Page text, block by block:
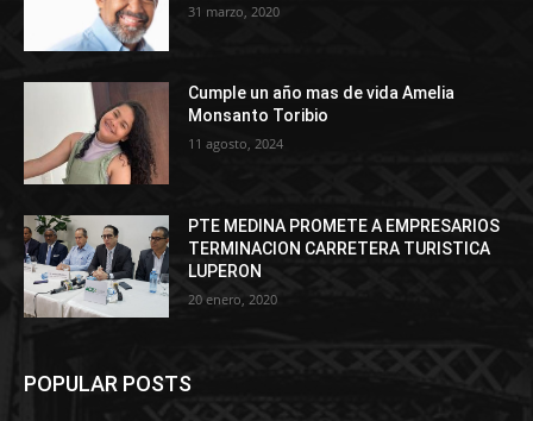
31 marzo, 2020
Cumple un año mas de vida Amelia
Monsanto Toribio
11 agosto, 2024
PTE MEDINA PROMETE A EMPRESARIOS
TERMINACION CARRETERA TURISTICA
LUPERON
20 enero, 2020
POPULAR POSTS